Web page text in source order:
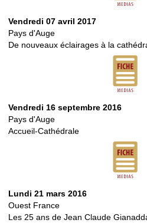
Vendredi 07 avril 2017
Pays d'Auge
De nouveaux éclairages à la
Vendredi 16 septembre 2016
Pays d'Auge
Accueil-Cathédrale
Lundi 21 mars 2016
Ouest France
Les 25 ans de Jean Claude